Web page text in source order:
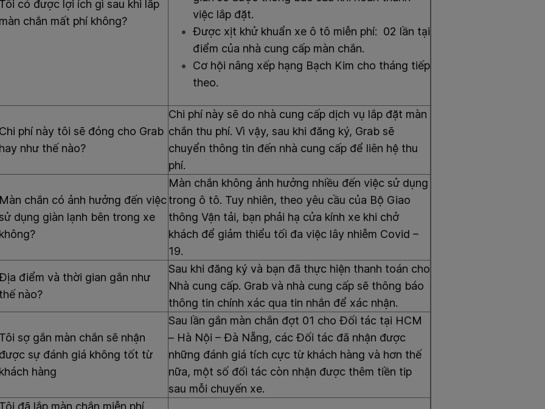
có được lợi ích gì sau khi lắp
chắn mất phí không?
việc lắp đặt.
Được xịt khử khuẩn xe ô tô miễn phí: 02 lần tại
điểm của nhà cung cấp màn chắn.
Cơ hội nâng xếp hạng Bạch Kim cho tháng tiếp
theo.
phí này tôi sẽ đóng cho Grab
như thế nào?
Chi phí này sẽ do nhà cung cấp dịch vụ lắp đặt màn
chắn thu phí. Vì vậy, sau khi đăng ký, Grab sẽ
chuyển thông tin đến nhà cung cấp để liên hệ thu
phí.
chắn có ảnh hưởng đến việc
dụng giàn lạnh bên trong xe
Màn chắn không ảnh hưởng nhiều đến việc sử dụng
trong ô tô. Tuy nhiên, theo yêu cầu của Bộ Giao
thông Vận tải, bạn phải hạ cửa kính xe khi chở
khách để giảm thiểu tối đa việc lây nhiễm Covid –
19.
điểm và thời gian gắn như
nào?
Sau khi đăng ký và bạn đã thực hiện thanh toán cho
Nhà cung cấp. Grab và nhà cung cấp sẽ thông báo
thông tin chính xác qua tin nhắn để xác nhận.
sợ gắn màn chắn sẽ nhận
sự đánh giá không tốt từ
hàng
Sau lần gắn màn chắn đợt 01 cho Đối tác tại HCM
– Hà Nội – Đà Nẵng, các Đối tác đã nhận được
những đánh giá tích cực từ khách hàng và hơn thế
nữa, một số đối tác còn nhận được thêm tiền tip
sau mỗi chuyến xe.
đã lắp màn chắn miễn phí